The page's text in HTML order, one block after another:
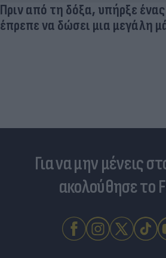
Πριν από τη δόξα, υπήρξε
έπρεπε να δώσει μια μεγάλη
Για να μην μένεις
ακολούθησε το